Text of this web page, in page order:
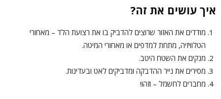
איך עושים את זה?
מודדים את האזור שרוצים להדביק בו את רצועת הלד – מאחורי
הטלוויזיה, מתחת למדפים או מאחורי המיטה.
מנקים את השטח היטב.
מסירים את נייר ההדבקה ומדביקים לאט ובעדינות.
מחברים לחשמל – וזהו!